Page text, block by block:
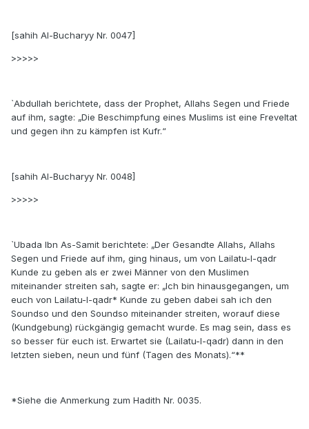
[sahih Al-Bucharyy Nr. 0047]
>>>>>
`Abdullah berichtete, dass der Prophet, Allahs Segen und Friede
auf ihm, sagte: „Die Beschimpfung eines Muslims ist eine Freveltat
und gegen ihn zu kämpfen ist Kufr.“
[sahih Al-Bucharyy Nr. 0048]
>>>>>
`Ubada Ibn As-Samit berichtete: „Der Gesandte Allahs, Allahs
Segen und Friede auf ihm, ging hinaus, um von Lailatu-l-qadr
Kunde zu geben als er zwei Männer von den Muslimen
miteinander streiten sah, sagte er: „Ich bin hinausgegangen, um
euch von Lailatu-l-qadr* Kunde zu geben dabei sah ich den
Soundso und den Soundso miteinander streiten, worauf diese
(Kundgebung) rückgängig gemacht wurde. Es mag sein, dass es
so besser für euch ist. Erwartet sie (Lailatu-l-qadr) dann in den
letzten sieben, neun und fünf (Tagen des Monats).“**
*Siehe die Anmerkung zum Hadith Nr. 0035.